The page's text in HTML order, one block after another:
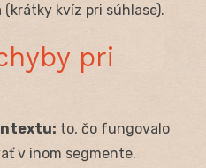
kvíz pri súhlase).
pri
to, čo fungovalo
v inom segmente.